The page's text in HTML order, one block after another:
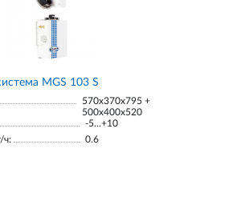
MGS 103 S
570x370x795 +
500x400x520
-5...+10
ч:
0.6